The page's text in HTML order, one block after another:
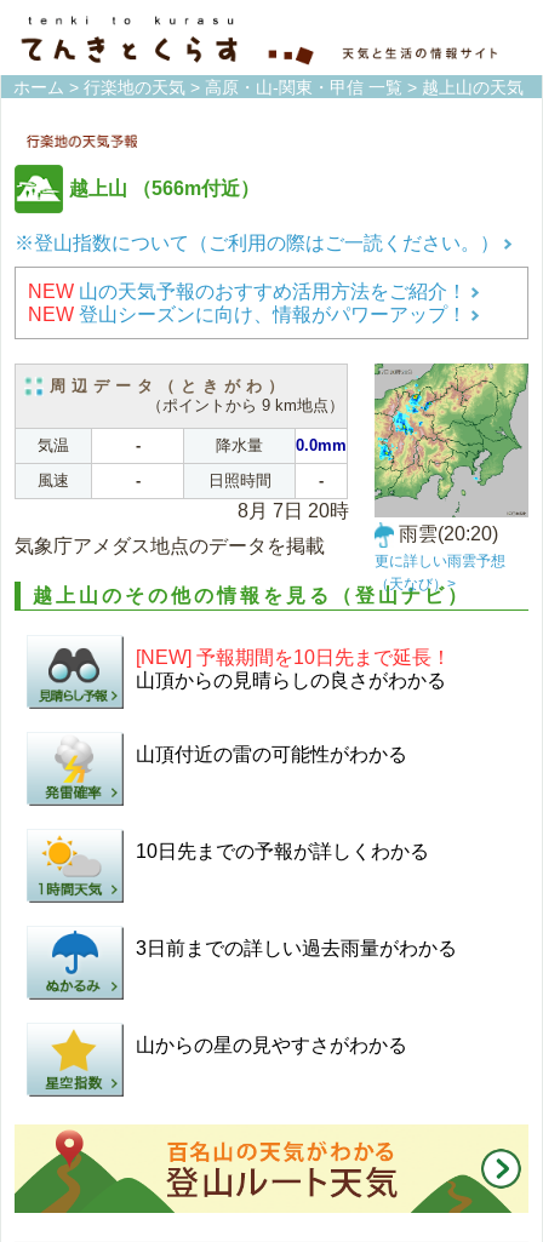
ホーム > 行楽地の天気 > 高原・山-関東・甲信 一覧 > 越上山の天気
越上山 （566m付近）
※登山指数について（ご利用の際はご一読ください。）
NEW 山の天気予報のおすすめ活用方法をご紹介！
NEW 登山シーズンに向け、情報がパワーアップ！
周辺データ（ときがわ）
（ポイントから 9 km地点）
気温 - 降水量
0.0mm
風速
- 日照時間 -
8月 7日 20時
気象庁アメダス地点のデータを掲載
雨雲(20:20)
更に詳しい雨雲予想
（天なび）>
越上山のその他の情報を見る（登山ナビ）
[NEW] 予報期間を10日先まで延長！
山頂からの見晴らしの良さがわかる
山頂付近の雷の可能性がわかる
10日先までの予報が詳しくわかる
3日前までの詳しい過去雨量がわかる
山からの星の見やすさがわかる